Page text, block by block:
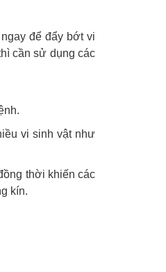
để đẩy bớt vi
cần sử dụng các
vi sinh vật như
thời khiến các
kín.